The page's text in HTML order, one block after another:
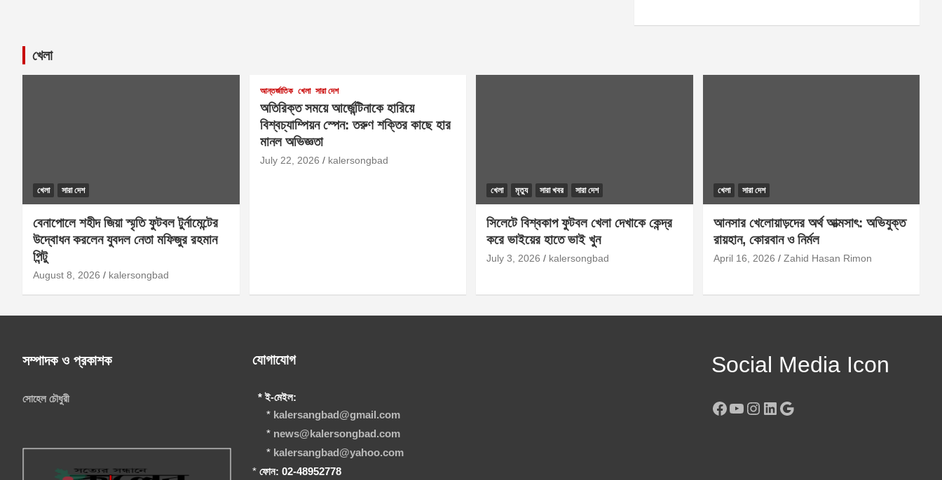
খেলা
খেলা সারা দেশ
বেনাপোলে শহীদ জিয়া স্মৃতি ফুটবল টুর্নামেন্টের
উদ্বোধন করলেন যুবদল নেতা মফিজুর রহমান
পিন্টু
August 8, 2026 kalersongbad
আন্তর্জাতিক খেলা সারা দেশ
অতিরিক্ত সময়ে আর্জেন্টিনাকে হারিয়ে
বিশ্বচ্যাম্পিয়ন স্পেন: তরুণ শক্তির কাছে হার
মানল অভিজ্ঞতা
July 22, 2026 kalersongbad
খেলা মৃত্যু সারা খবর সারা দেশ
সিলেটে বিশ্বকাপ ফুটবল খেলা দেখাকে কেন্দ্র
করে ভাইয়ের হাতে ভাই খুন
July 3, 2026 kalersongbad
খেলা সারা দেশ
আনসার খেলোয়াড়দের অর্থ আত্মসাৎ: অভিযুক্ত
রায়হান, কোরবান ও নির্মল
April 16, 2026 Zahid Hasan Rimon
সম্পাদক ও প্রকাশক
সোহেল চৌধুরী
যোগাযোগ
* ই-মেইল:
* kalersangbad@gmail.com
* news@kalersongbad.com
* kalersangbad@yahoo.com
* ফোন: 02-48952778
Social Media Icon
Facebook
YouTube
Instagram
LinkedIn
Google